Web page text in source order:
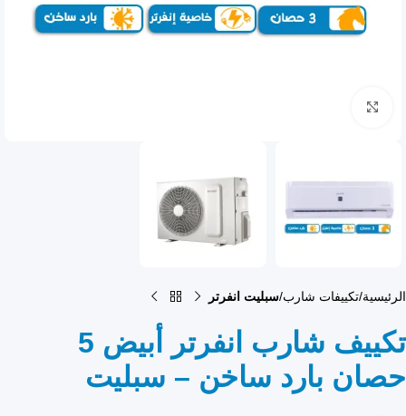
الرئيسية تكييفات شارب سبليت انفرتر
تكييف شارب انفرتر أبيض 5
حصان بارد ساخن – سبليت